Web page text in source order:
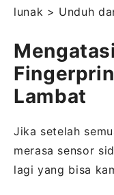
lunak > Unduh
Lambat
Jika setelah
merasa sensor
lagi yang bisa